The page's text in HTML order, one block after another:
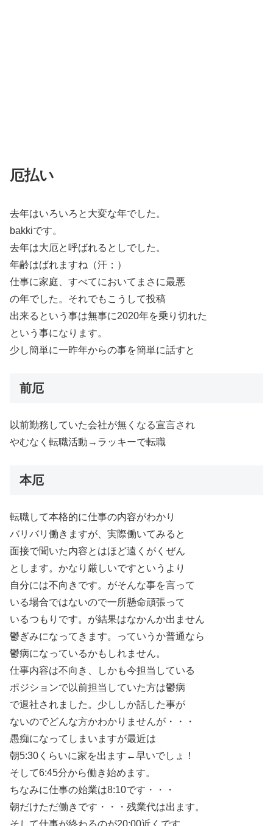
厄払い
去年はいろいろと大変な年でした。
bakkiです。
去年は大厄と呼ばれるとしでした。
年齢はばれますね（汗；）
仕事に家庭、すべてにおいてまさに最悪
の年でした。それでもこうして投稿
出来るという事は無事に2020年を乗り切れた
という事になります。
少し簡単に一昨年からの事を簡単に話すと
前厄
以前勤務していた会社が無くなる宣言され
やむなく転職活動→ラッキーで転職
本厄
転職して本格的に仕事の内容がわかり
バリバリ働きますが、実際働いてみると
面接で聞いた内容とはほど遠くがくぜん
とします。かなり厳しいですというより
自分には不向きです。がそんな事を言って
いる場合ではないので一所懸命頑張って
いるつもりです。が結果はなかんか出ません
鬱ぎみになってきます。っていうか普通なら
鬱病になっているかもしれません。
仕事内容は不向き、しかも今担当している
ポジションで以前担当していた方は鬱病
で退社されました。少ししか話した事が
ないのでどんな方かわかりませんが・・・
愚痴になってしまいますが最近は
朝5:30くらいに家を出ます←早いでしょ！
そして6:45分から働き始めます。
ちなみに仕事の始業は8:10です・・・
朝だけただ働きです・・・残業代は出ます。